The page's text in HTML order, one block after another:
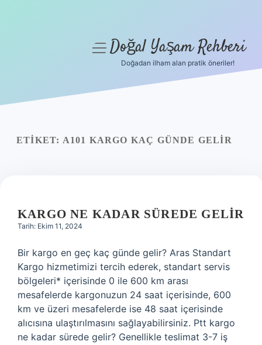
Yasal Uyarı
menüyüDoğal Yaşam Rehberi
Doğadan ilham alan pratik öneriler!
ETIKET: A101 KARGO KAÇ GÜNDE GELIR
KARGO NE KADAR SÜREDE GELIR
Tarih: Ekim 11, 2024
Bir kargo en geç kaç günde gelir? Aras Standart
Kargo hizmetimizi tercih ederek, standart servis
bölgeleri* içerisinde 0 ile 600 km arası
mesafelerde kargonuzun 24 saat içerisinde, 600
km ve üzeri mesafelerde ise 48 saat içerisinde
alıcısına ulaştırılmasını sağlayabilirsiniz. Ptt kargo
ne kadar sürede gelir? Genellikle teslimat 3-7 iş